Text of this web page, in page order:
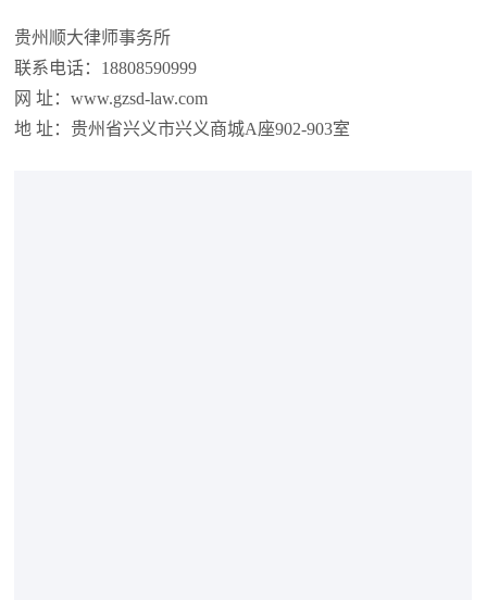
贵州顺大律师事务所
联系电话：18808590999
网 址：www.gzsd-law.com
地 址：贵州省兴义市兴义商城A座902-903室